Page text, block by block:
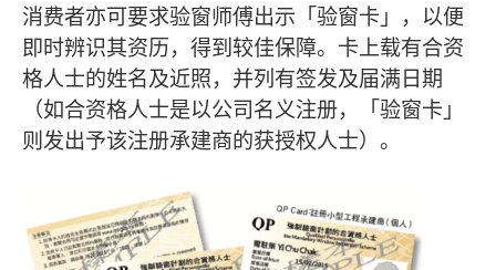
消费者亦可要求验窗师傅出示「验窗卡」，以便
即时辨识其资历，得到较佳保障。卡上载有合资
格人士的姓名及近照，并列有签发及届满日期
（如合资格人士是以公司名义注册，「验窗卡」
则发出予该注册承建商的获授权人士）。